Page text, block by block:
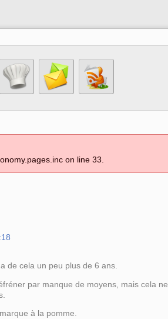
on line 33.
de cela un peu plus de 6 ans.
par manque de moyens, mais cela ne
à la pomme.